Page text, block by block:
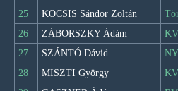
25
KOCSIS Sándor Zoltán
26
ZÁBORSZKY Ádám
27
SZÁNTÓ Dávid
28
MISZTI György